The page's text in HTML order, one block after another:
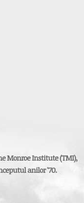
Monroe Institute (TMI),
anilor '70.